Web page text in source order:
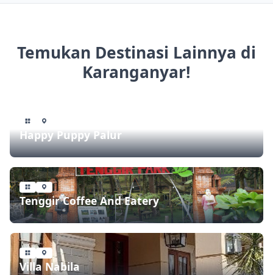
Temukan Destinasi Lainnya di
Karanganyar!
Happy Puppy Palur
Tenggir Coffee And Eatery
Villa Nabila